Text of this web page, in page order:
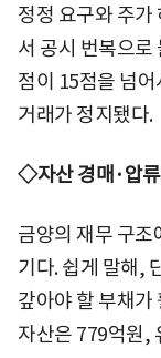
정정 요구와 주가
서 공시 번복으
점이 15점을 넘
거래가 정지됐다.
◇자산 경매·압
금양의 재무 구조
기다. 쉽게 말해,
갚아야 할 부채가
자산은 779억원,